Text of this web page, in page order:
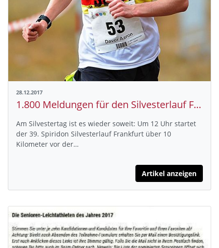
28.12.2017
1.800 Meldungen für den Silvesterlauf Frankfurt
Am Silvestertag ist es wieder soweit: Um 12 Uhr startet
der 39. Spiridon Silvesterlauf Frankfurt über 10
Kilometer vor der…
Artikel anzeigen